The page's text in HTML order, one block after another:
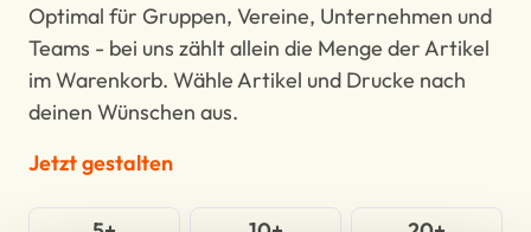
Optimal für Gruppen, Vereine, Unternehmen und
Teams - bei uns zählt allein die Menge der Artikel
im Warenkorb. Wähle Artikel und Drucke nach
deinen Wünschen aus.
Jetzt gestalten